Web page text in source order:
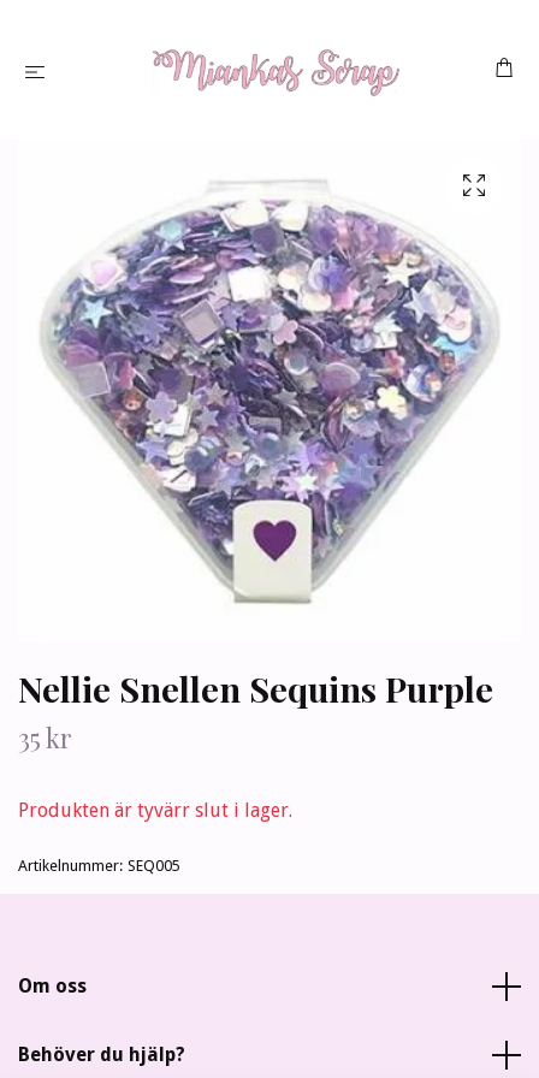
Nellie Snellen Sequins Purple
35 kr
Produkten är tyvärr slut i lager.
Artikelnummer: SEQ005
Om oss
Behöver du hjälp?